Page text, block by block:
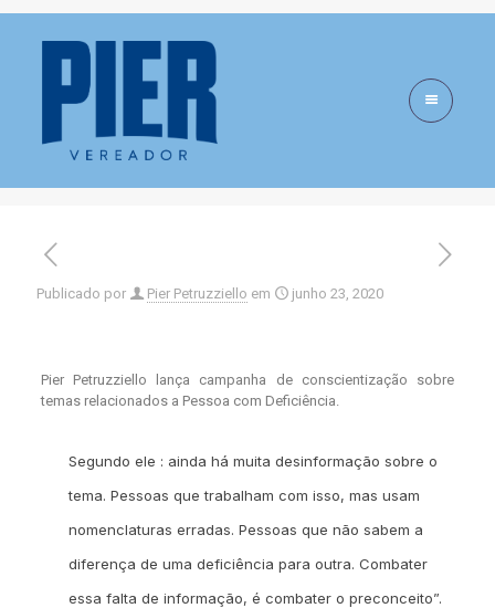
Campanha de
informação sobre
temas PcD
Publicado por Pier Petruzziello em junho 23, 2020
Pier Petruzziello lança campanha de conscientização sobre
temas relacionados a Pessoa com Deficiência.
Segundo ele : ainda há muita desinformação sobre o
tema. Pessoas que trabalham com isso, mas usam
nomenclaturas erradas. Pessoas que não sabem a
diferença de uma deficiência para outra. Combater
essa falta de informação, é combater o preconceito”.